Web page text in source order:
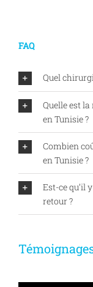
FAQ
Quel
Quelle est
en Tunisie ?
Combien
en Tunisie ?
Est-ce qu’il
retour ?